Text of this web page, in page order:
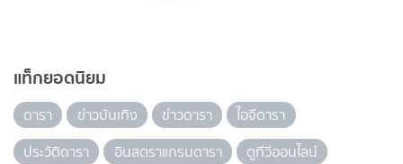
แท็กยอดนิยม
ดารา ข่าวบันเทิง ข่าวดารา
ไอจีดารา
ประวัติดารา
อินสตราแกรมดารา
ดูทีวีออนไลน์